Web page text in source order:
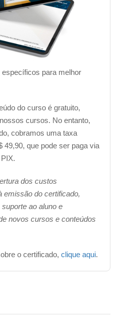
para melhor
do curso é gratuito,
cursos. No entanto,
cobramos uma taxa
49,90, que pode ser paga via
dos custos
emissão do certificado,
ao aluno e
novos cursos e conteúdos
o certificado, clique aqui.